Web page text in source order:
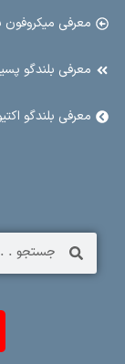
معرفی
معرفی بلندگو
معرفی بلندگو